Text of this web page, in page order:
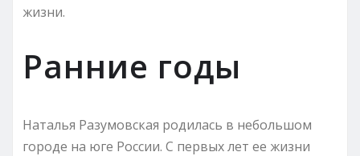
жизни.
Ранние годы
Наталья Разумовская родилась в небольшом
городе на юге России. С первых лет ее жизни